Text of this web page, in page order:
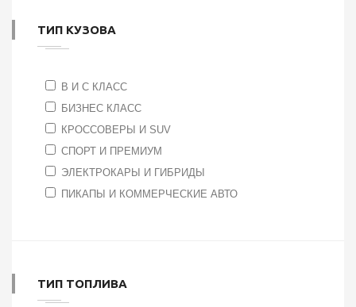
ТИП КУЗОВА
B И C КЛАСС
БИЗНЕС КЛАСС
КРОССОВЕРЫ И SUV
СПОРТ И ПРЕМИУМ
ЭЛЕКТРОКАРЫ И ГИБРИДЫ
ПИКАПЫ И КОММЕРЧЕСКИЕ АВТО
ТИП ТОПЛИВА